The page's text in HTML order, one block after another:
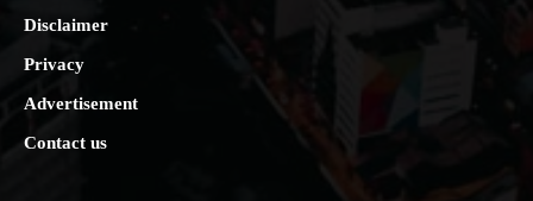
Disclaimer
Privacy
Advertisement
Contact us